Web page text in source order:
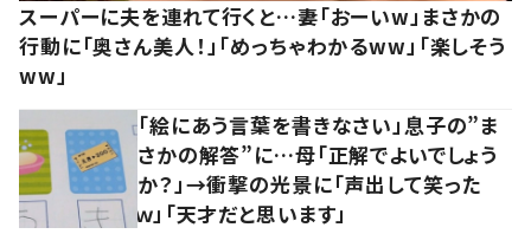
スーパーに夫を連れて行くと…妻「おーいw」まさかの
行動に「奥さん美人！」「めっちゃわかるww」「楽しそう
ww」
「絵にあう言葉を書きなさい」息子の”ま
さかの解答”に…母「正解でよいでしょう
か？」→衝撃の光景に「声出して笑った
ｗ」「天才だと思います」